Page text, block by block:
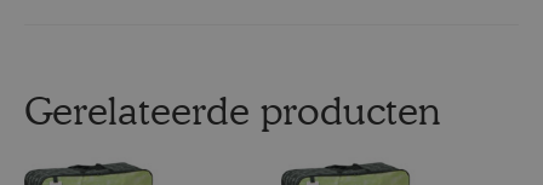
Gerelateerde producten